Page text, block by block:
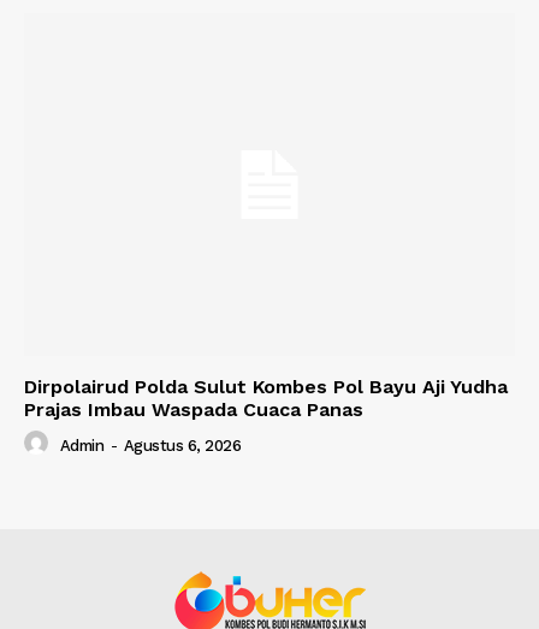
Dirpolairud Polda Sulut Kombes Pol Bayu Aji Yudha
Prajas Imbau Waspada Cuaca Panas
Admin - Agustus 6, 2026